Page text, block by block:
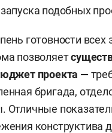
подобных
готовности всех
позволяет
проекта —
бригада,
Отличные
конструктива